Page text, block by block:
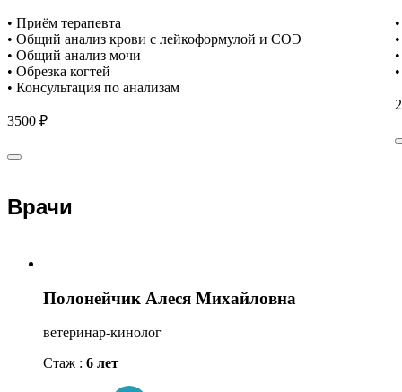
• Приём терапевта
• Общий анализ крови с лейкоформулой и СОЭ
• Общий анализ мочи
• Обрезка когтей
• Консультация по анализам
3500 ₽
Врачи
Полонейчик Алеся Михайловна
ветеринар-кинолог
Стаж : 6 лет